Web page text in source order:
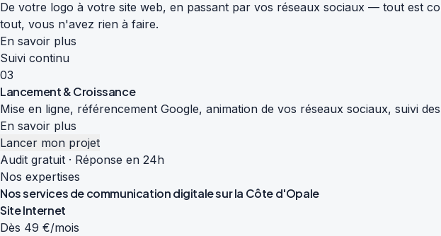
De votre logo à votre site web, en passant par vos réseaux sociaux — tout est
tout, vous n'avez rien à faire.
En savoir plus
Suivi continu
03
Lancement & Croissance
Mise en ligne, référencement Google, animation de vos réseaux sociaux, suivi
En savoir plus
Lancer mon projet
Audit gratuit · Réponse en 24h
Nos expertises
Nos services decommunication digitalesur la Côte d'Opale
Site Internet
Dès 49 €/mois